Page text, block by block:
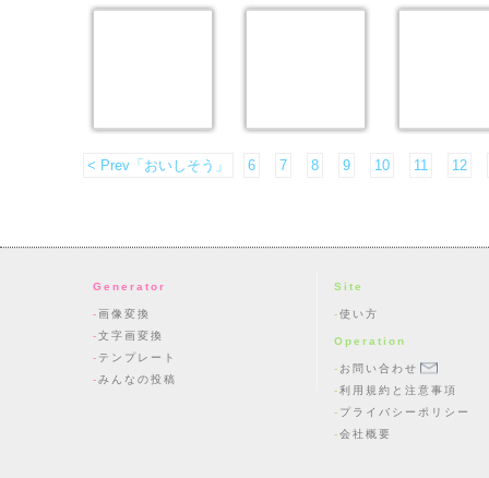
< Prev「おいしそう」 6 7 8 9 10 11 12
Generator
画像変換
文字画変換
テンプレート
みんなの投稿
Site
使い方
Operation
お問い合わせ
利用規約と注意事項
プライバシーポリシー
会社概要